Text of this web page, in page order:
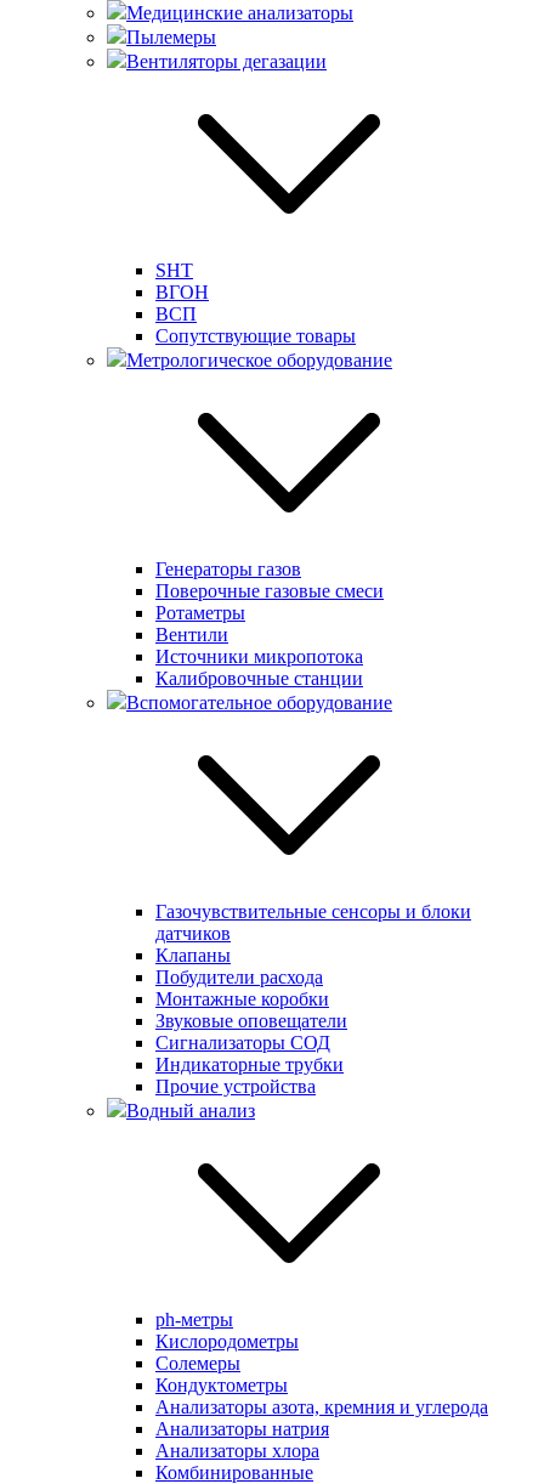
Медицинские анализаторы
Пылемеры
Вентиляторы дегазации
SHT
ВГОН
ВСП
Сопутствующие товары
Метрологическое оборудование
Генераторы газов
Поверочные газовые смеси
Ротаметры
Вентили
Источники микропотока
Калибровочные станции
Вспомогательное оборудование
Газочувствительные сенсоры и блоки
датчиков
Клапаны
Побудители расхода
Монтажные коробки
Звуковые оповещатели
Сигнализаторы СОД
Индикаторные трубки
Прочие устройства
Водный анализ
ph-метры
Кислородометры
Солемеры
Кондуктометры
Анализаторы азота, кремния и углерода
Анализаторы натрия
Анализаторы хлора
Комбинированные